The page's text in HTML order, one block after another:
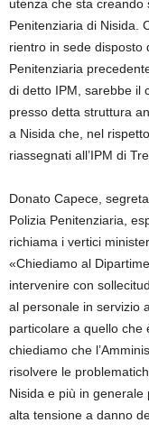
utenza che sta creando
Penitenziaria di Nisida.
rientro in sede disposto
Penitenziaria
di detto IPM, sarebbe il
presso detta struttura
a Nisida che, nel
riassegnati all’IPM di
Donato Capece,
Polizia Penitenziaria,
richiama i vertici
«Chiediamo al
intervenire con
al personale in servizio
particolare a quello che
chiediamo che
risolvere le
Nisida e più in
alta tensione a danno